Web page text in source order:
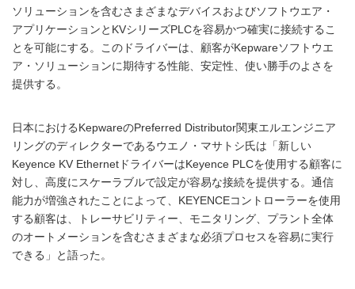
ソリューションを含むさまざまなデバイスおよびソフトウエア・
アプリケーションとKVシリーズPLCを容易かつ確実に接続するこ
とを可能にする。このドライバーは、顧客がKepwareソフトウエ
ア・ソリューションに期待する性能、安定性、使い勝手のよさを
提供する。
日本におけるKepwareのPreferred Distributor関東エルエンジニア
リングのディレクターであるウエノ・マサトシ氏は「新しい
Keyence KV EthernetドライバーはKeyence PLCを使用する顧客に
対し、高度にスケーラブルで設定が容易な接続を提供する。通信
能力が増強されたことによって、KEYENCEコントローラーを使用
する顧客は、トレーサビリティー、モニタリング、プラント全体
のオートメーションを含むさまざまな必須プロセスを容易に実行
できる」と語った。